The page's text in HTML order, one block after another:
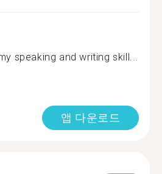
speaking and writing skill...
앱 다운로드